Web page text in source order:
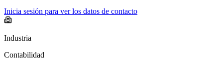
Inicia sesión para ver los datos de contacto
Industria
Contabilidad